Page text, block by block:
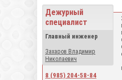
Дежурный
специалист
Главный инженер
Захаров Владимир
Николаевич
8 (985) 204-58-84